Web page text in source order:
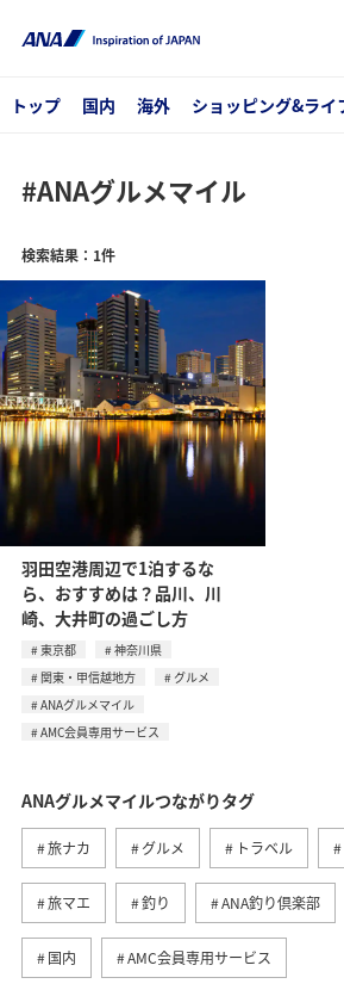
トップ 国内 海外 ショッピング&ライ
#ANAグルメマイル
検索結果：1件
羽田空港周辺で1泊するな
ら、おすすめは？品川、川
崎、大井町の過ごし方
東京都
神奈川県
関東・甲信越地方
グルメ
ANAグルメマイル
AMC会員専用サービス
ANAグルメマイルつながりタグ
旅ナカ グルメ トラベル
旅マエ 釣り ANA釣り倶楽部
国内 AMC会員専用サービス